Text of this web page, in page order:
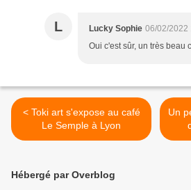
L Lucky Sophie 06/02/2022
Oui c'est sûr, un très beau
< Toki art s'expose au café
Le Semple à Lyon
Un
Hébergé par Overblog